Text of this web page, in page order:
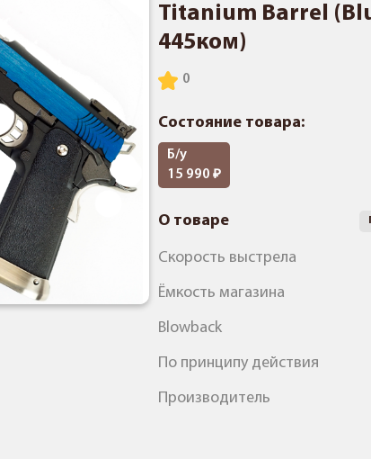
Titanium Barrel
445ком)
Состояние товара:
Б/у
15 990
О товаре
Скорость выстрела
Ёмкость магазина
Blowback
По принципу действия
Производитель